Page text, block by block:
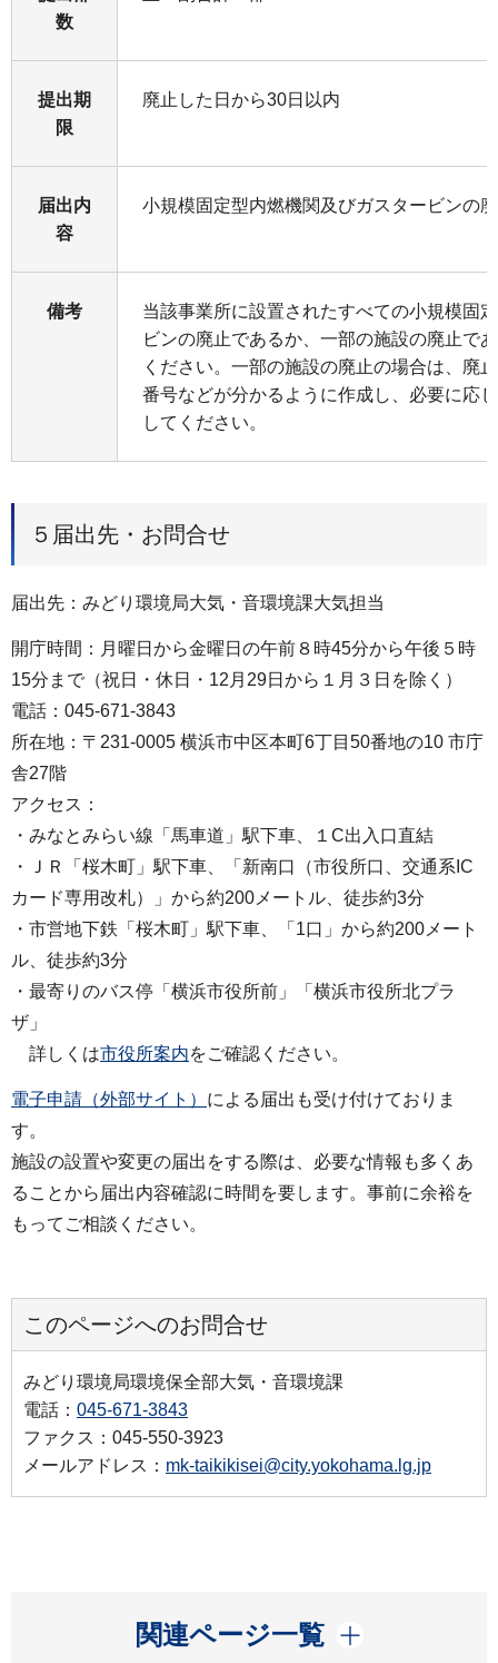
数
提出期
限
廃止した日から30日以内
届出内
容
小規模固定型内燃機関及びガスタービンの
備考
当該事業所に設置されたすべての小規模固
ビンの廃止であるか、一部の施設の廃止で
ください。一部の施設の廃止の場合は、廃
番号などが分かるように作成し、必要に応
してください。
５届出先・お問合せ
届出先：みどり環境局大気・音環境課大気担当
開庁時間：月曜日から金曜日の午前８時45分から午後５時
15分まで（祝日・休日・12月29日から１月３日を除く）
電話：045-671-3843
所在地：〒231-0005 横浜市中区本町6丁目50番地の10 市庁
舎27階
アクセス：
・みなとみらい線「馬車道」駅下車、１C出入口直結
・ＪＲ「桜木町」駅下車、「新南口（市役所口、交通系IC
カード専用改札）」から約200メートル、徒歩約3分
・市営地下鉄「桜木町」駅下車、「1口」から約200メート
ル、徒歩約3分
・最寄りのバス停「横浜市役所前」「横浜市役所北プラ
ザ」
詳しくは市役所案内をご確認ください。
電子申請（外部サイト） による届出も受け付けておりま
す。
施設の設置や変更の届出をする際は、必要な情報も多くあ
ることから届出内容確認に時間を要します。事前に余裕を
もってご相談ください。
このページへのお問合せ
みどり環境局環境保全部大気・音環境課
電話： 045-671-3843
ファクス：045-550-3923
メールアドレス： mk-taikikisei@city.yokohama.lg.jp
関連ページ一覧
開く